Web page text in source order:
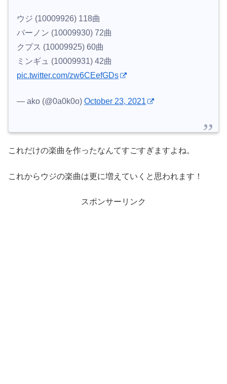
ウジ (10009926) 118曲
バーノン (10009930) 72曲
クプス (10009925) 60曲
ミンギュ (10009931) 42曲
pic.twitter.com/zw6CEefGDs
— ako (@0a0k0o) October 23, 2021
これだけの楽曲を作ったなんてすごすぎますよね。
これからウジの楽曲は更に増えていくと思われます！
スポンサーリンク